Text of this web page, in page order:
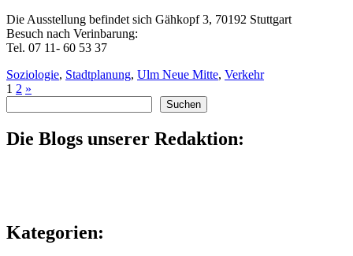
Die Ausstellung befindet sich Gähkopf 3, 70192 Stuttgart
Besuch nach Verinbarung:
Tel. 07 11- 60 53 37
Soziologie, Stadtplanung, Ulm Neue Mitte, Verkehr
1 2 »
Suchen
Die Blogs unserer Redaktion:
Kategorien: